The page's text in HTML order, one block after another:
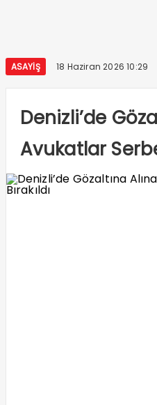
ASAYIŞ 18 Haziran 2026 10:29
Denizli’de
Avukatlar